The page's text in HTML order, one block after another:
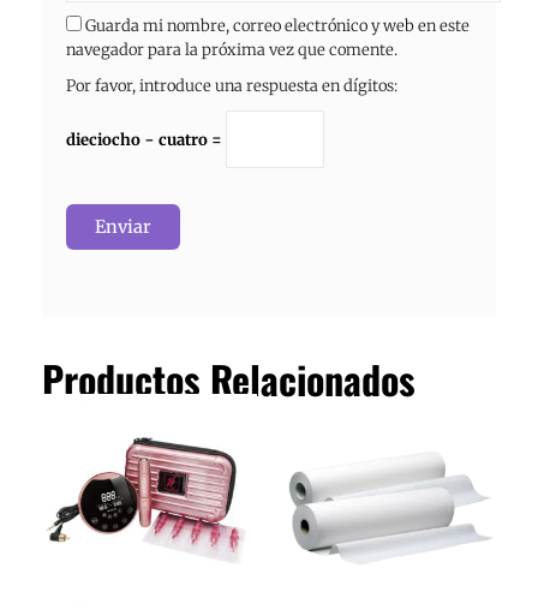
Guarda mi nombre, correo electrónico y web en este
navegador para la próxima vez que comente.
Por favor, introduce una respuesta en dígitos:
dieciocho − cuatro =
Productos Relacionados